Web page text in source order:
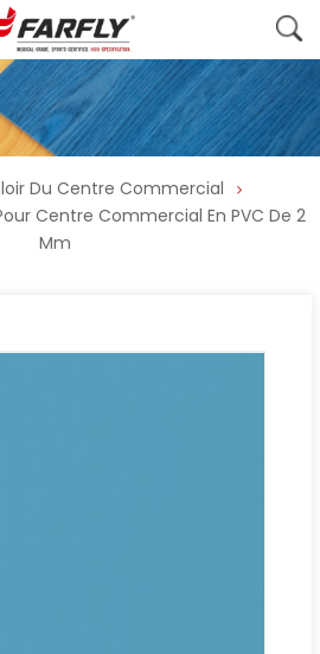
Du Centre Commercial
Centre Commercial En PVC De 2
Mm